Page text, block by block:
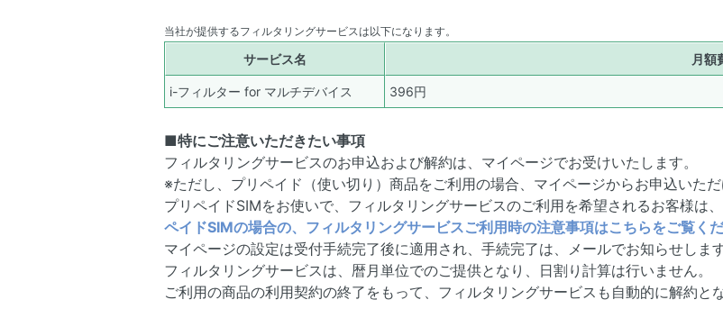
当社が提供するフィルタリングサービスは以下になります。
サービス名 月額
i-フィルター for マルチデバイス 396円
■特にご注意いただきたい事項
フィルタリングサービスのお申込および解約は、マイページでお受けいたします。
※ただし、プリペイド（使い切り）商品をご利用の場合、マイページからお申込いただ
プリペイドSIMをお使いで、フィルタリングサービスのご利用を希望されるお客様は
ペイドSIMの場合の、フィルタリングサービスご利用時の注意事項はこちらをご覧くだ
マイページの設定は受付手続完了後に適用され、手続完了は、メールでお知らせします
フィルタリングサービスは、暦月単位でのご提供となり、日割り計算は行いません。
ご利用の商品の利用契約の終了をもって、フィルタリングサービスも自動的に解約とな